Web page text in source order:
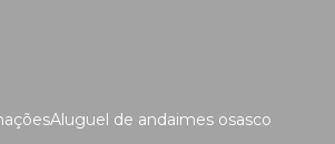
Aluguel de andaimes osasco